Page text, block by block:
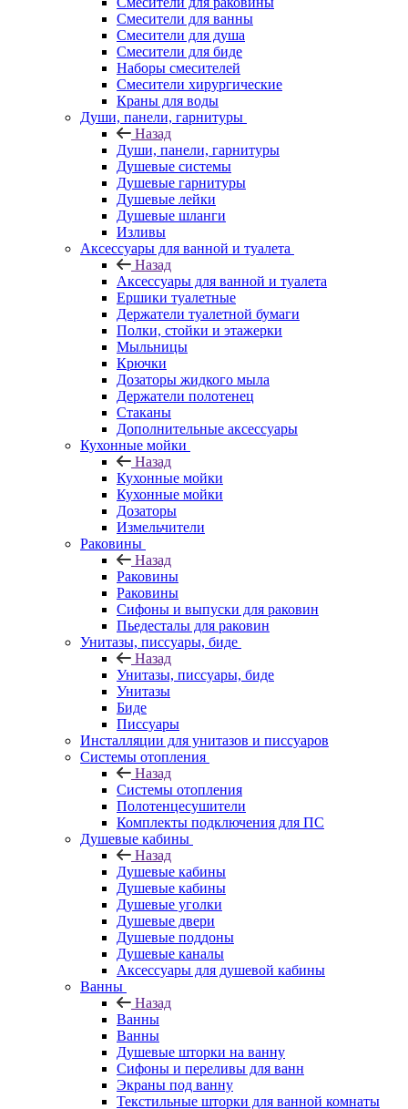
Смесители для ванны
Смесители для душа
Смесители для биде
Наборы смесителей
Смесители хирургические
Краны для воды
Души, панели, гарнитуры
Назад
Души, панели, гарнитуры
Душевые системы
Душевые гарнитуры
Душевые лейки
Душевые шланги
Изливы
Аксессуары для ванной и туалета
Назад
Аксессуары для ванной и туалета
Ершики туалетные
Держатели туалетной бумаги
Полки, стойки и этажерки
Мыльницы
Крючки
Дозаторы жидкого мыла
Держатели полотенец
Стаканы
Дополнительные аксессуары
Кухонные мойки
Назад
Кухонные мойки
Кухонные мойки
Дозаторы
Измельчители
Раковины
Назад
Раковины
Раковины
Сифоны и выпуски для раковин
Пьедесталы для раковин
Унитазы, писсуары, биде
Назад
Унитазы, писсуары, биде
Унитазы
Биде
Писсуары
Инсталляции для унитазов и писсуаров
Системы отопления
Назад
Системы отопления
Полотенцесушители
Комплекты подключения для ПС
Душевые кабины
Назад
Душевые кабины
Душевые кабины
Душевые уголки
Душевые двери
Душевые поддоны
Душевые каналы
Аксессуары для душевой кабины
Ванны
Назад
Ванны
Ванны
Душевые шторки на ванну
Сифоны и переливы для ванн
Экраны под ванну
Текстильные шторки для ванной комнаты